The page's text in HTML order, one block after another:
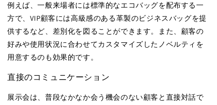
例えば、一般来場者には標準的なエコバッグを配布する一
方で、 VIP顧客には高級感のある革製のビジネスバッグを提
供するなど、差別化を図ることができます。また、顧客の
好みや使用状況に合わせてカスタマイズしたノベルティを
用意するのも効果的です。
直接のコミュニケーション
展示会は、普段なかなか会う機会のない顧客と直接対話で